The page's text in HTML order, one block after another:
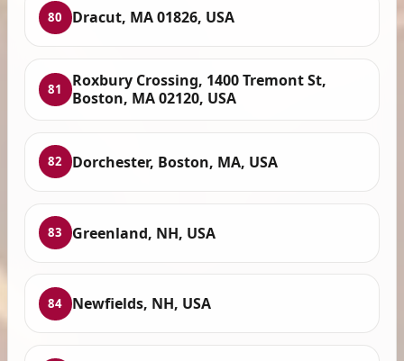
80 Dracut, MA 01826, USA
81
Roxbury Crossing, 1400 Tremont St,
Boston, MA 02120, USA
82 Dorchester, Boston, MA, USA
83 Greenland, NH, USA
84 Newfields, NH, USA